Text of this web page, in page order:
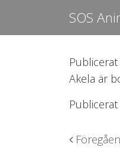
SOS
Publicerat
Akela är
Publicerat